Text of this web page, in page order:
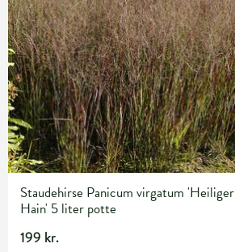
Staudehirse Panicum virgatum 'Heiliger
Hain' 5 liter potte
199 kr.